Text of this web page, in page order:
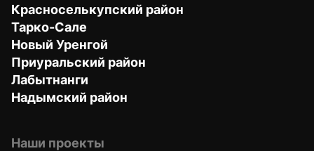
Красноселькупский район
Тарко-Сале
Новый Уренгой
Приуральский район
Лабытнанги
Надымский район
Наши проекты